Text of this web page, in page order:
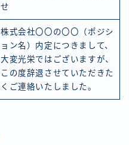
せ
株式会社〇〇の〇〇（ポジシ
ョン名）内定につきまして、
大変光栄ではございますが、
この度辞退させていただきた
くご連絡いたしました。